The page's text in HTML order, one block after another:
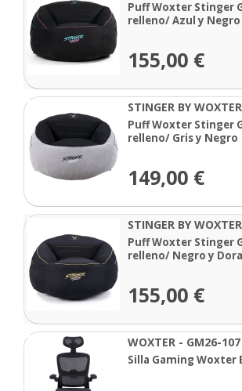
Puff Woxter Stinger
relleno/ Azul y Negro
155,00 €
STINGER BY
Puff Woxter Stinger
relleno/ Gris y Negro
149,00 €
STINGER BY
Puff Woxter Stinger
relleno/ Negro y
155,00 €
WOXTER - GM26-107
Silla Gaming Woxter